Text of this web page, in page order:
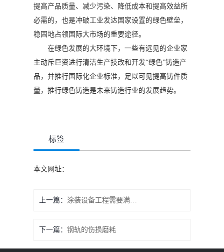
提高产品质量、减少污染、降低成本和提高效益所
必需的，也是冲破工业发达国家设置的绿色壁垒，
稳固地占领国际大市场的重要途径。
在绿色发展的大环境下，一些有远见的企业家
主动斥巨资进行清洁生产技改和开发“绿色”铸造产
品，并推行国际化企业标准，足以可见提高铸件质
量，推行绿色铸造是未来铸造行业的发展趋势。
标签
本文网址：
上一篇： 涂装设备工程需要满足哪些要求才能安全的生产呢
下一篇：钢轨的伤损磨耗